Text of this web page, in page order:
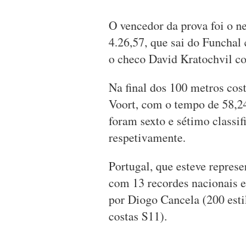
O vencedor da prova foi o
4.26,57, que sai do
o checo David Kratochvil
Na final dos 100 metros
Voort, com o tempo de
foram sexto e sétimo
respetivamente.
Portugal, que esteve
com 13 recordes nacionais
por Diogo Cancela (200
costas S11).